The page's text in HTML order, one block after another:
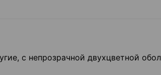
с непрозрачной двухцветной